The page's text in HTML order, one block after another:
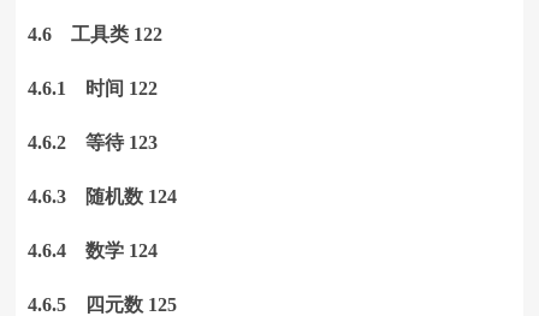
4.6 工具类 122
4.6.1 时间 122
4.6.2 等待 123
4.6.3 随机数 124
4.6.4 数学 124
4.6.5 四元数 125